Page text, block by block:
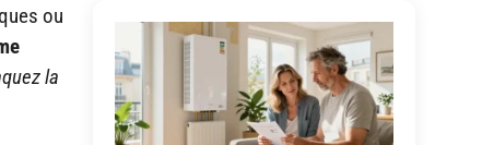
ou
la